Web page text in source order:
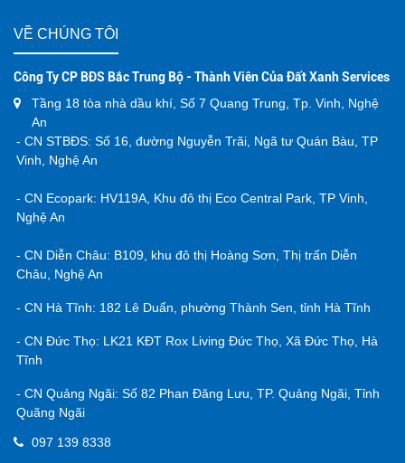
VỀ CHÚNG TÔI
Công Ty CP BĐS Bắc Trung Bộ - Thành Viên Của Đất Xanh Services
Tầng 18 tòa nhà dầu khí, Số 7 Quang Trung, Tp. Vinh, Nghệ
An
- CN STBĐS: Số 16, đường Nguyễn Trãi, Ngã tư Quán Bàu, TP
Vinh, Nghệ An
- CN Ecopark: HV119A, Khu đô thị Eco Central Park, TP Vinh,
Nghệ An
- CN Diễn Châu: B109, khu đô thị Hoàng Sơn, Thị trấn Diễn
Châu, Nghệ An
- CN Hà Tĩnh: 182 Lê Duẩn, phường Thành Sen, tỉnh Hà Tĩnh
- CN Đức Thọ: LK21 KĐT Rox Living Đức Thọ, Xã Đức Thọ, Hà
Tĩnh
- CN Quảng Ngãi: Số 82 Phan Đăng Lưu, TP. Quảng Ngãi, Tỉnh
Quãng Ngãi
097 139 8338